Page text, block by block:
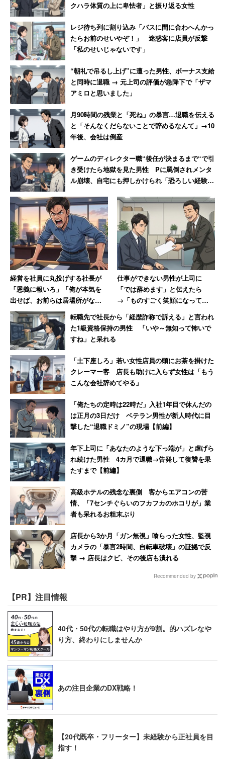
クハラ体質の上に卑怯者」と振り返る女性
レジ待ち列に割り込み「バスに間に合わへんかっ
たらお前のせいやぞ！」 迷惑客に店員が反撃
「私のせいじゃないです」
“朝礼で吊るし上げ”に遭った男性、ボーナス支給
と同時に退職 → 元上司の評価が急降下で「ザマ
アミロと思いました」
月90時間の残業と「死ね」の暴言…退職を伝える
と「そんなくだらないことで辞めるなんて」→10
年後、会社は倒産
ゲームのディレクター職“後任が決まるまで“で引
き受けたら地獄を見た男性 Pに罵倒されメンタ
ル崩壊、自宅にも押しかけられ「恐ろしい経験で
経営を社員に丸投げする社長が
「恩義に報いろ」「俺が本気を
出せば、お前らは居場所がなく
なる」発言 激怒した男性、社
長を罵倒して退職【後編】
仕事ができない男性が上司に
「では辞めます」と伝えたら
→「ものすごく笑顔になって、
その場で退職届を書かされまし
た」
転職先で社長から「経歴詐称で訴える」と言われ
た1級資格保持の男性 「いや～無知って怖いで
すね」と呆れる
「土下座しろ」若い女性店員の頭にお茶を掛けた
クレーマー客 店長も助けに入らず女性は「もう
こんな会社辞めてやる」
「俺たちの定時は22時だ」入社1年目で休んだの
は正月の3日だけ ベテラン男性が新人時代に目
撃した“退職ドミノ”の現場【前編】
年下上司に「あなたのような下っ端が」と虐げら
れ続けた男性 4カ月で退職→告発して復讐を果
たすまで【前編】
高級ホテルの残念な裏側 客からエアコンの苦
情、「7センチぐらいのフカフカのホコリが」業
者も呆れるお粗末ぶり
店長から3か月「ガン無視」喰らった女性、監視
カメラの「暴言2時間、自転車破壊」の証拠で反
撃 → 店長はクビ、その後店も潰れる
Recommended by
【PR】注目情報
40代・50代の転職はやり方が9割。的ハズレなや
り方、終わりにしませんか
あの注目企業のDX戦略！
【20代既卒・フリーター】未経験から正社員を目
指す！